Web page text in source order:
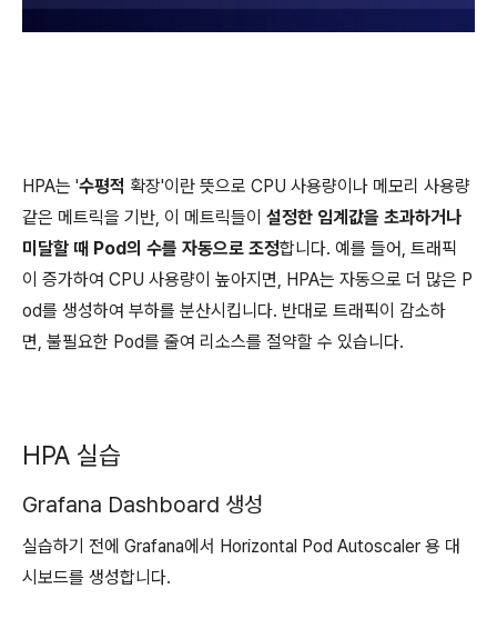
HPA는 '수평적 확장'이란 뜻으로 CPU 사용량이나 메모리 사용량
같은 메트릭을 기반, 이 메트릭들이 설정한 임계값을 초과하거나
미달할 때 Pod의 수를 자동으로 조정합니다. 예를 들어, 트래픽
이 증가하여 CPU 사용량이 높아지면, HPA는 자동으로 더 많은 P
od를 생성하여 부하를 분산시킵니다. 반대로 트래픽이 감소하
면, 불필요한 Pod를 줄여 리소스를 절약할 수 있습니다.
HPA 실습
Grafana Dashboard 생성
실습하기 전에 Grafana에서 Horizontal Pod Autoscaler 용 대
시보드를 생성합니다.